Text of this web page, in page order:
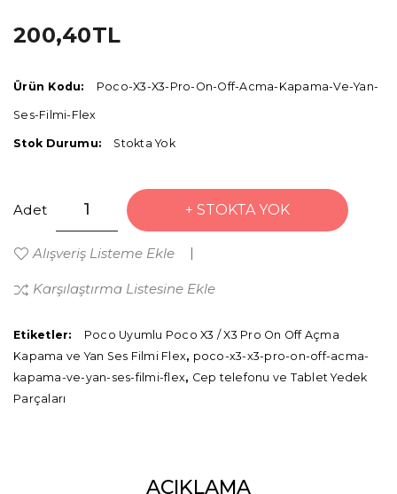
200,40TL
Ürün Kodu: Poco-X3-X3-Pro-On-Off-Acma-Kapama-Ve-Yan-
Ses-Filmi-Flex
Stok Durumu: Stokta Yok
Adet STOKTA YOK
Alışveriş Listeme Ekle
Karşılaştırma Listesine Ekle
Etiketler:
Poco Uyumlu Poco X3 / X3 Pro On Off Açma
Kapama ve Yan Ses Filmi Flex, poco-x3-x3-pro-on-off-acma-
kapama-ve-yan-ses-filmi-flex, Cep telefonu ve Tablet Yedek
Parçaları
AÇIKLAMA